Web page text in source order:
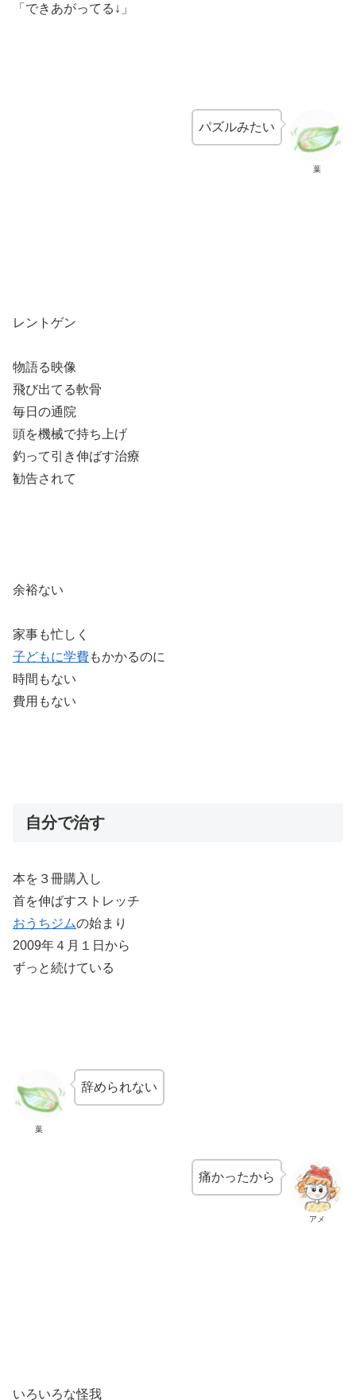
「できあがってる↓」
葉
パズルみたい
レントゲン
物語る映像
飛び出てる軟骨
毎日の通院
頭を機械で持ち上げ
釣って引き伸ばす治療
勧告されて
余裕ない
家事も忙しく
子どもに学費もかかるのに
時間もない
費用もない
自分で治す
本を３冊購入し
首を伸ばすストレッチ
おうちジムの始まり
2009年４月１日から
ずっと続けている
葉
辞められない
アメ
痛かったから
いろいろな怪我